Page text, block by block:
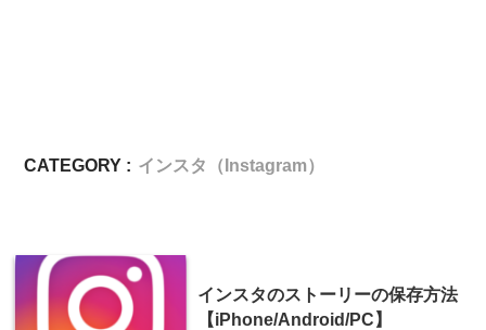
CATEGORY : インスタ（Instagram）
インスタのストーリーの保存方法
【iPhone/Android/PC】